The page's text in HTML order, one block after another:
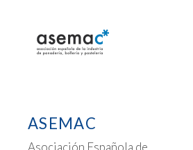
ASEMAC
Asociación Española de